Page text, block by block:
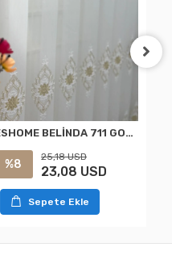
NİVEMESHOME BELİNDA 711 GOLD 1/2,5 PİLELİ TÜL PERDE APM
%8
25,18 USD
23,08 USD
Sepete Ekle